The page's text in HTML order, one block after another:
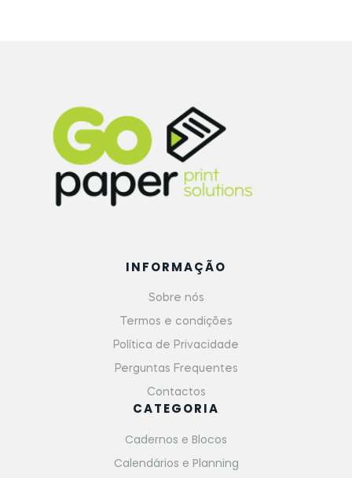
INFORMAÇÃO
Sobre nós
Termos e condições
Política de Privacidade
Perguntas Frequentes
Contactos
CATEGORIA
Cadernos e Blocos
Calendários e Planning